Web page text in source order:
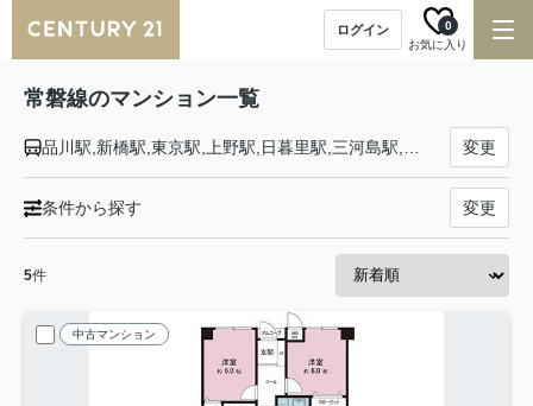
ログイン
お気に入り
0
常磐線のマンション一覧
変更
条件から探す 変更
5件
中古マンション